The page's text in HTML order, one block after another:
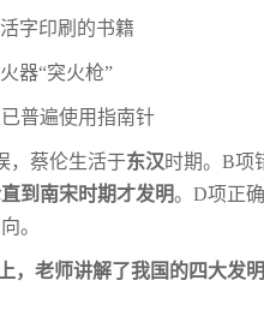
字印刷的书籍
器“突火枪”
普遍使用指南针
，蔡伦生活于东汉时期。 B项
到南宋时期才发明。D项正
。
，老师讲解了我国的四大发